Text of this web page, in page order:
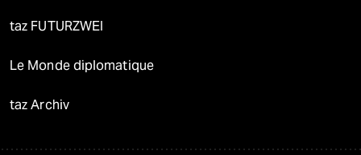
taz FUTURZWEI
Le Monde diplomatique
taz Archiv